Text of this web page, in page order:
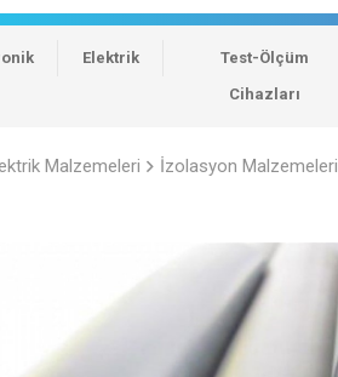
Elektrik
Test-Ölçüm
Cihazları
Malzemeleri İzolasyon Malzemeleri